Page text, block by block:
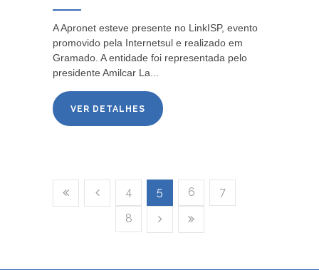
A Apronet esteve presente no LinkISP, evento
promovido pela Internetsul e realizado em
Gramado. A entidade foi representada pelo
presidente Amilcar La...
VER DETALHES
4 5 6
7
8